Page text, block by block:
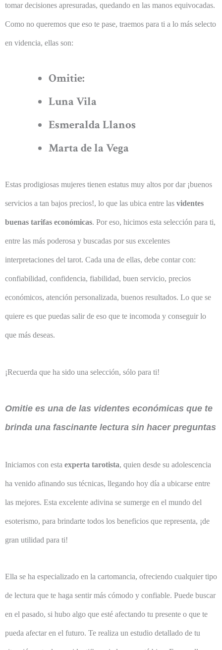
tomar decisiones apresuradas, quedando en las manos equivocadas.
Como no queremos que eso te pase, traemos para ti a lo más selecto
en videncia, ellas son:
Omitie:
Luna Vila
Esmeralda Llanos
Marta de la Vega
Estas prodigiosas mujeres tienen estatus muy altos por dar ¡buenos
servicios a tan bajos precios!, lo que las ubica entre las videntes
buenas tarifas económicas. Por eso, hicimos esta selección para ti,
entre las más poderosa y buscadas por sus excelentes
interpretaciones del tarot. Cada una de ellas, debe contar con:
confiabilidad, confidencia, fiabilidad, buen servicio, precios
económicos, atención personalizada, buenos resultados. Lo que se
quiere es que puedas salir de eso que te incomoda y conseguir lo
que más deseas.
¡Recuerda que ha sido una selección, sólo para ti!
Omitie es una de las videntes económicas que te
brinda una fascinante lectura sin hacer preguntas
Iniciamos con esta experta tarotista, quien desde su adolescencia
ha venido afinando sus técnicas, llegando hoy día a ubicarse entre
las mejores. Esta excelente adivina se sumerge en el mundo del
esoterismo, para brindarte todos los beneficios que representa, ¡de
gran utilidad para ti!
Ella se ha especializado en la cartomancia, ofreciendo cualquier tipo
de lectura que te haga sentir más cómodo y confiable. Puede buscar
en el pasado, si hubo algo que esté afectando tu presente o que te
pueda afectar en el futuro. Te realiza un estudio detallado de tu